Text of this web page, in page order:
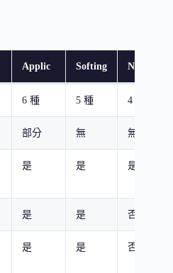
Applic Softing Naxos
6 種 5 種 4 種
部分 無 無
是 是 是
是 是 否
是 是 否